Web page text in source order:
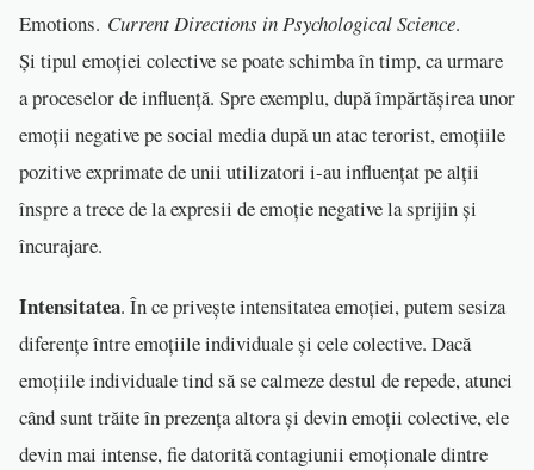
Emotions. Current Directions in Psychological Science.
Și tipul emoției colective se poate schimba în timp, ca urmare
a proceselor de influență. Spre exemplu, după împărtășirea unor
emoții negative pe social media după un atac terorist, emoțiile
pozitive exprimate de unii utilizatori i-au influențat pe alții
înspre a trece de la expresii de emoție negative la sprijin și
încurajare.
Intensitatea. În ce privește intensitatea emoției, putem sesiza
diferențe între emoțiile individuale și cele colective. Dacă
emoțiile individuale tind să se calmeze destul de repede, atunci
când sunt trăite în prezența altora și devin emoții colective, ele
devin mai intense, fie datorită contagiunii emoționale dintre